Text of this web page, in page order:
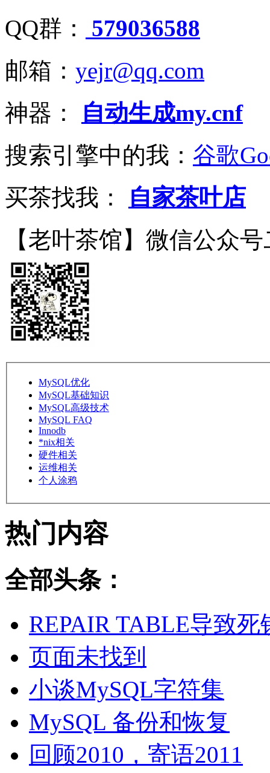
QQ群：
579036588
邮箱： yejr@qq.com
神器：
自动生成my.cnf
搜索引擎中的我： 谷歌
买茶找我：
自家茶叶店
【老叶茶馆】微信公众
MySQL优化
MySQL基础知识
MySQL高级技术
MySQL FAQ
Innodb
*nix相关
硬件相关
运维相关
个人涂鸦
热门内容
全部头条：
REPAIR TABLE导致死
页面未找到
小谈MySQL字符集
MySQL 备份和恢复
回顾2010，寄语2011